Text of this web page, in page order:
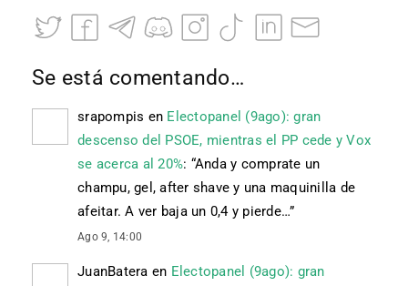
Se está comentando…
srapompis en Electopanel (9ago): gran
descenso del PSOE, mientras el PP cede y Vox
se acerca al 20%: “Anda y comprate un
champu, gel, after shave y una maquinilla de
afeitar. A ver baja un 0,4 y pierde…”
Ago 9, 14:00
JuanBatera en Electopanel (9ago): gran